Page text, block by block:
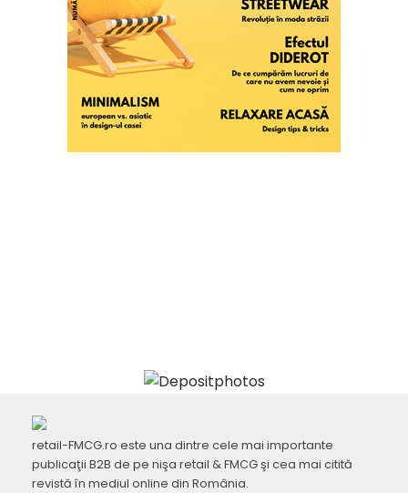
retail-FMCG.ro este una dintre cele mai importante
publicaţii B2B de pe nişa retail & FMCG şi cea mai citită
revistă în mediul online din România.